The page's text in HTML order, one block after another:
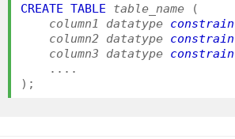
CREATE TABLE table_name
(
column1 datatype
column2 datatype
column3 datatype
....
);